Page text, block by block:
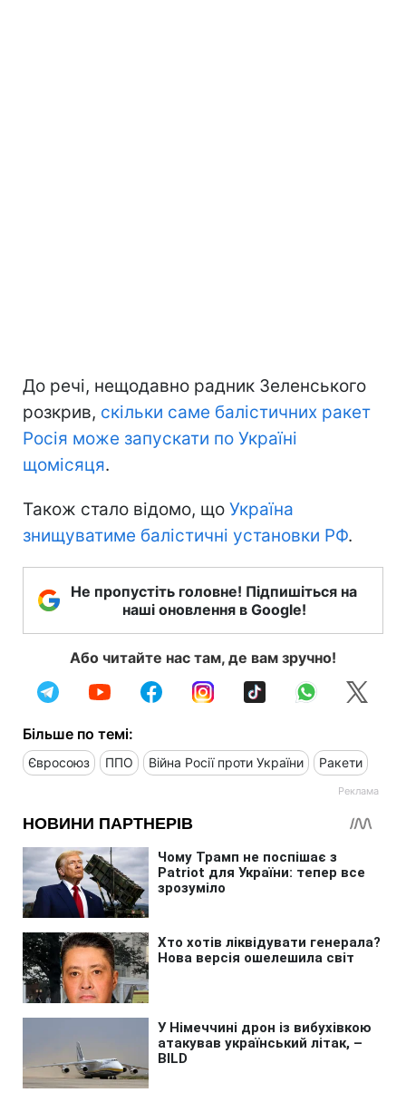
До речі, нещодавно радник Зеленського
розкрив, скільки саме балістичних ракет
Росія може запускати по Україні
щомісяця.
Також стало відомо, що Україна
знищуватиме балістичні установки РФ.
Не пропустіть головне! Підпишіться на
наші оновлення в Google!
Або читайте нас там, де вам зручно!
Більше по темі:
Євросоюз ППО Війна Росії проти України Ракети